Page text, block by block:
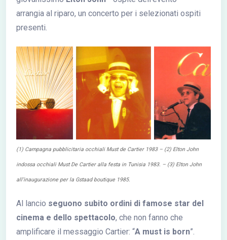
arrangia al riparo, un concerto per i selezionati ospiti
presenti.
(1) Campagna pubblicitaria occhiali Must de Cartier 1983 – (2) Elton John
indossa occhiali Must De Cartier alla festa in Tunisia 1983. – (3) Elton John
all’inaugurazione per la Gstaad boutique 1985.
Al lancio seguono subito ordini di famose star del
cinema e dello spettacolo, che non fanno che
amplificare il messaggio Cartier: “A must is born”.